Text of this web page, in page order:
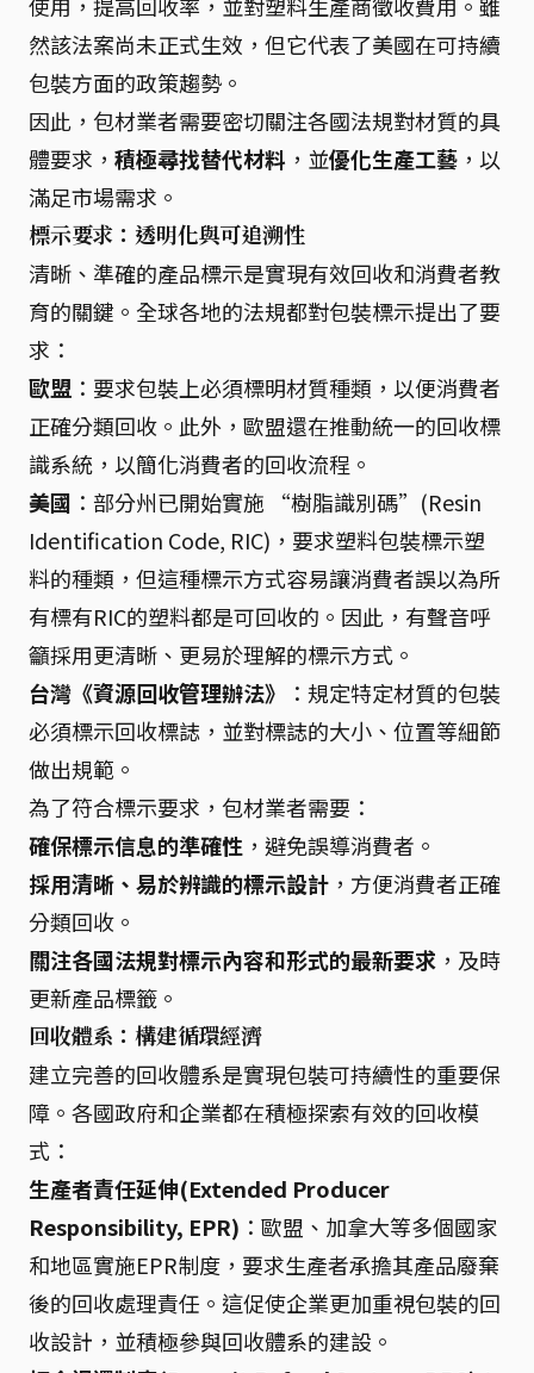
然該法案尚未正式生效，但它代表了美國在可持續
包裝方面的政策趨勢。
因此，包材業者需要密切關注各國法規對材質的具
體要求， 積極尋找替代材料 ，並優化生產工藝 ，以
滿足市場需求。
標示要求：透明化與可追溯性
清晰、準確的產品標示是實現有效回收和消費者教
育的關鍵。全球各地的法規都對包裝標示提出了要
求：
歐盟 ：要求包裝上必須標明材質種類，以便消費者
正確分類回收。此外，歐盟還在推動統一的回收標
識系統，以簡化消費者的回收流程。
美國 ：部分州已開始實施 “樹脂識別碼”(Resin
Identification Code, RIC)，要求塑料包裝標示塑
料的種類，但這種標示方式容易讓消費者誤以為所
有標有RIC的塑料都是可回收的。因此，有聲音呼
籲採用更清晰、更易於理解的標示方式。
台灣《資源回收管理辦法》
：規定特定材質的包裝
必須標示回收標誌，並對標誌的大小、位置等細節
做出規範。
為了符合標示要求，包材業者需要：
確保標示信息的準確性 ，避免誤導消費者。
採用清晰、易於辨識的標示設計 ，方便消費者正確
分類回收。
關注各國法規對標示內容和形式的最新要求 ，及時
更新產品標籤。
回收體系：構建循環經濟
建立完善的回收體系是實現包裝可持續性的重要保
障。各國政府和企業都在積極探索有效的回收模
式：
生產者責任延伸(Extended Producer
Responsibility, EPR) ：歐盟、加拿大等多個國家
和地區實施EPR制度，要求生產者承擔其產品廢棄
後的回收處理責任。這促使企業更加重視包裝的回
收設計，並積極參與回收體系的建設。